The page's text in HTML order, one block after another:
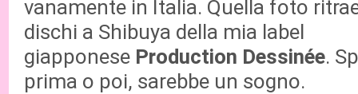
vanamente in Italia. Quella foto
dischi a Shibuya della mia label
giapponese Production Dessinée.
prima o poi, sarebbe un sogno.